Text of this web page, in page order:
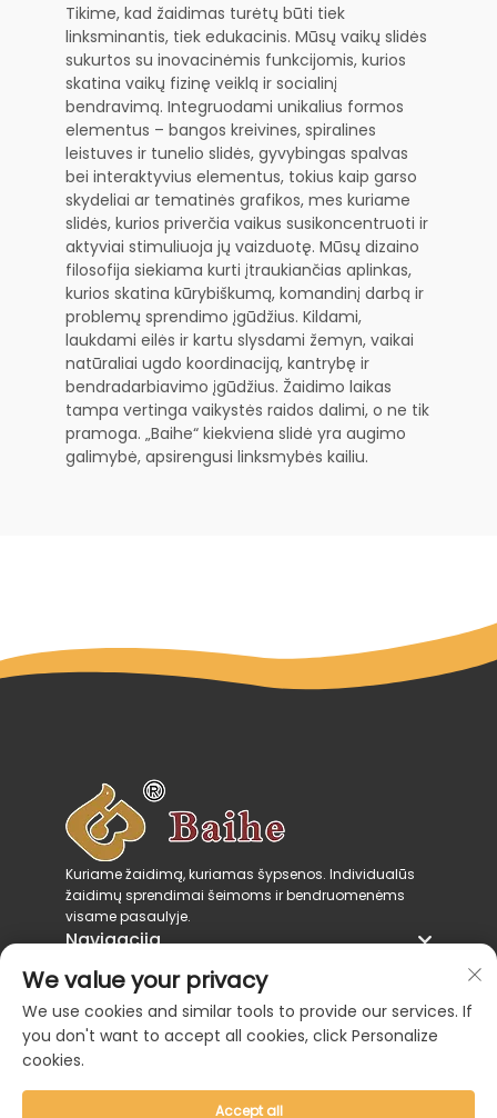
Tikime, kad žaidimas turėtų būti tiek
linksminantis, tiek edukacinis. Mūsų vaikų slidės
sukurtos su inovacinėmis funkcijomis, kurios
skatina vaikų fizinę veiklą ir socialinį
bendravimą. Integruodami unikalius formos
elementus – bangos kreivines, spiralines
leistuves ir tunelio slidės, gyvybingas spalvas
bei interaktyvius elementus, tokius kaip garso
skydeliai ar tematinės grafikos, mes kuriame
slidės, kurios priverčia vaikus susikoncentruoti ir
aktyviai stimuliuoja jų vaizduotę. Mūsų dizaino
filosofija siekiama kurti įtraukiančias aplinkas,
kurios skatina kūrybiškumą, komandinį darbą ir
problemų sprendimo įgūdžius. Kildami,
laukdami eilės ir kartu slysdami žemyn, vaikai
natūraliai ugdo koordinaciją, kantrybę ir
bendradarbiavimo įgūdžius. Žaidimo laikas
tampa vertinga vaikystės raidos dalimi, o ne tik
pramoga. „Baihe“ kiekviena slidė yra augimo
galimybė, apsirengusi linksmybės kailiu.
Kuriame žaidimą, kuriamas šypsenos. Individualūs
žaidimų sprendimai šeimoms ir bendruomenėms
visame pasaulyje.
Navigacija
Produktų kategorijos
Susisiekite su mumis
We value your privacy
We use cookies and similar tools to provide our services. If
you don't want to accept all cookies, click Personalize
cookies.
Accept all